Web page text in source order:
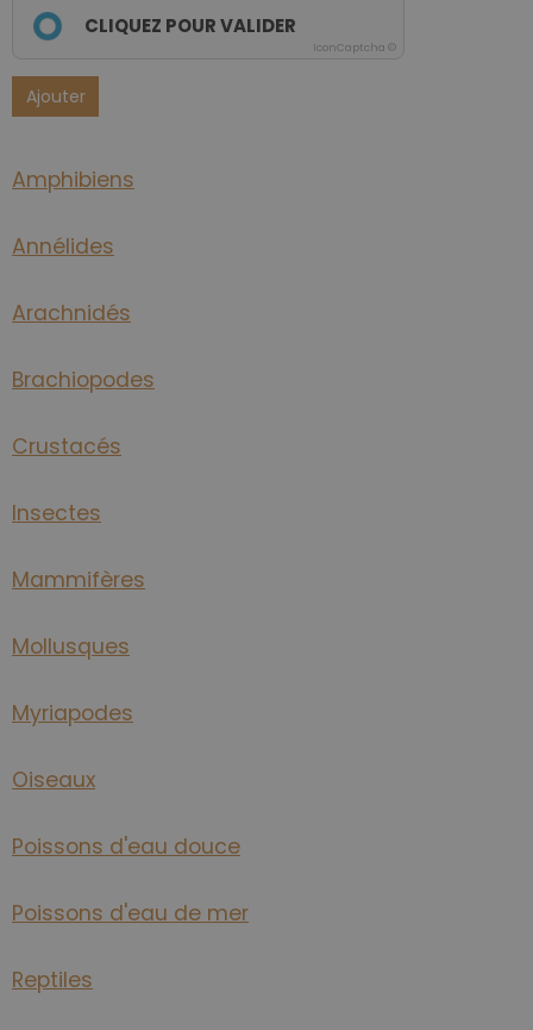
CLIQUEZ POUR VALIDER
IconCaptcha ©
Ajouter
Amphibiens
Annélides
Arachnidés
Brachiopodes
Crustacés
Insectes
Mammifères
Mollusques
Myriapodes
Oiseaux
Poissons d'eau douce
Poissons d'eau de mer
Reptiles